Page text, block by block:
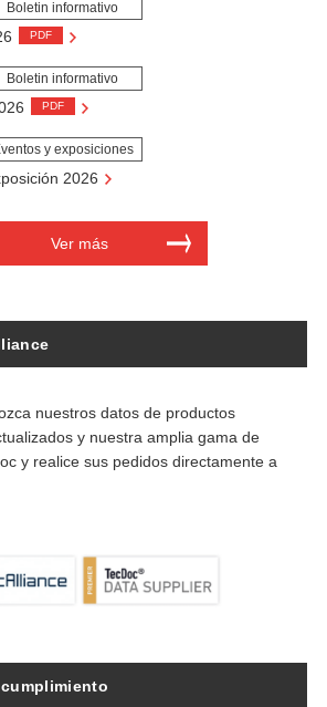
PDF
Boletin informativo
PDF
Boletin informativo
2026
y exposiciones
Ver más
nuestros datos de productos
y nuestra amplia gama de
y realice sus pedidos directamente a